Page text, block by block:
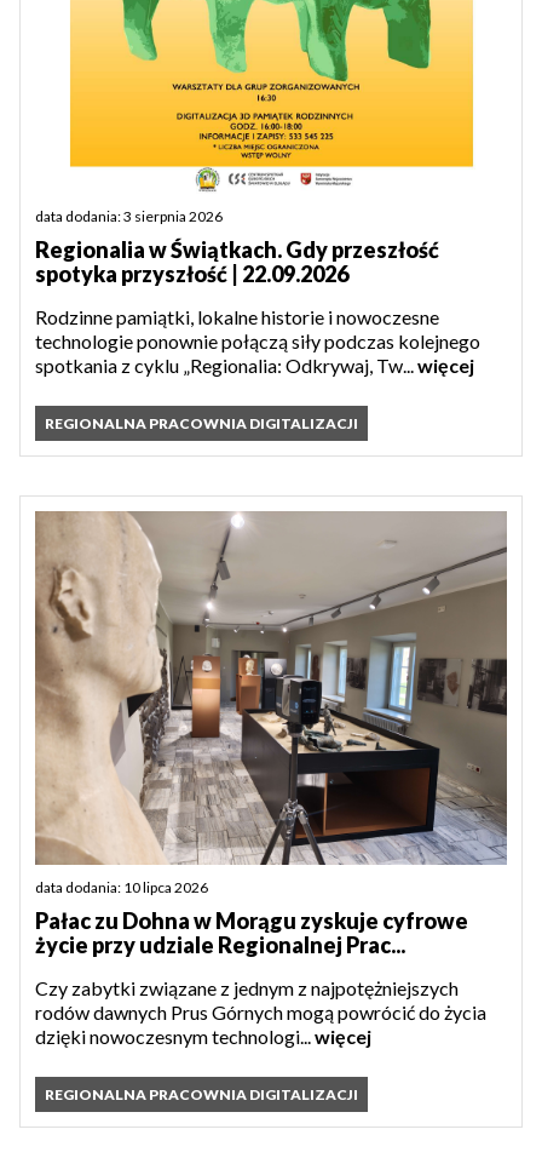
data dodania: 3 sierpnia 2026
Regionalia w Świątkach. Gdy przeszłość
spotyka przyszłość | 22.09.2026
Rodzinne pamiątki, lokalne historie i nowoczesne
technologie ponownie połączą siły podczas kolejnego
spotkania z cyklu „Regionalia: Odkrywaj, Tw...więcej
REGIONALNA PRACOWNIA DIGITALIZACJI
data dodania: 10 lipca 2026
Pałac zu Dohna w Morągu zyskuje cyfrowe
życie przy udziale Regionalnej Prac...
Czy zabytki związane z jednym z najpotężniejszych
rodów dawnych Prus Górnych mogą powrócić do życia
dzięki nowoczesnym technologi...więcej
REGIONALNA PRACOWNIA DIGITALIZACJI